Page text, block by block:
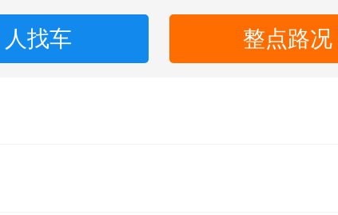
人找车 整点路况